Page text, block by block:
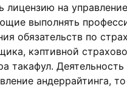
лицензию на
выполнять
обязательств по
кэптивной
такафул.
андеррайтинга,